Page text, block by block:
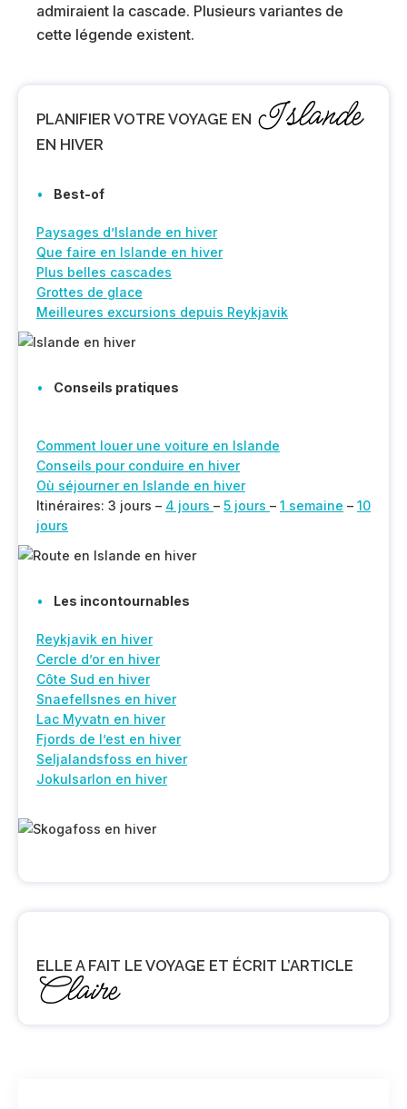
admiraient la cascade. Plusieurs variantes de
cette légende existent.
PLANIFIER VOTRE VOYAGE EN Islande
EN HIVER
Best-of
Paysages d’Islande en hiver
Que faire en Islande en hiver
Plus belles cascades
Grottes de glace
Meilleures excursions depuis Reykjavik
Conseils pratiques
Comment louer une voiture en Islande
Conseils pour conduire en hiver
Où séjourner en Islande en hiver
Itinéraires: 3 jours – 4 jours – 5 jours – 1 semaine – 10
jours
Les incontournables
Reykjavik en hiver
Cercle d’or en hiver
Côte Sud en hiver
Snaefellsnes en hiver
Lac Myvatn en hiver
Fjords de l’est en hiver
Seljalandsfoss en hiver
Jokulsarlon en hiver
ELLE A FAIT LE VOYAGE ET ÉCRIT L’ARTICLE
Claire